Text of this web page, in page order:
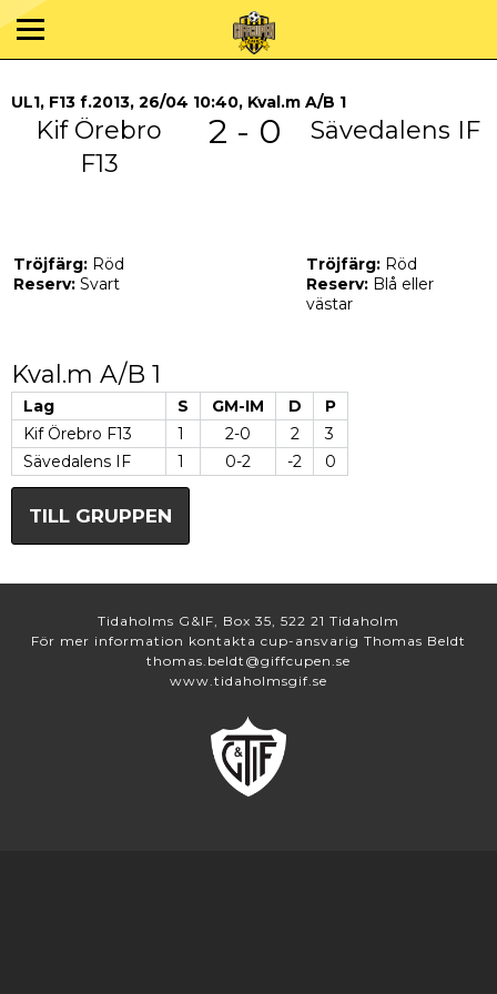
UL1, F13 f.2013, 26/04 10:40, Kval.m A/B 1
Kif Örebro
F13
2 - 0 Sävedalens IF
Tröjfärg: Röd
Reserv: Svart
Tröjfärg: Röd
Reserv: Blå eller
västar
Kval.m A/B 1
Lag S GM-IM D
P
Kif Örebro F13
1 2-0 2
3
Sävedalens IF
1 0-2 -2 0
TILL GRUPPEN
Tidaholms G&IF, Box 35, 522 21 Tidaholm
För mer information kontakta cup-ansvarig Thomas Beldt
thomas.beldt@giffcupen.se
www.tidaholmsgif.se